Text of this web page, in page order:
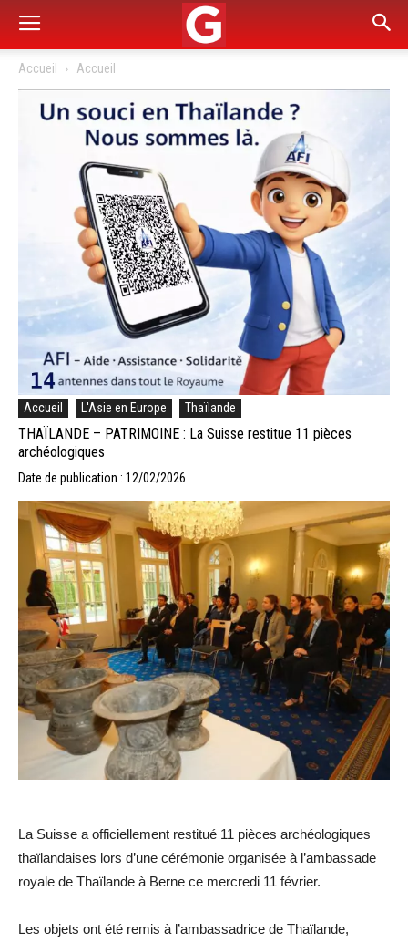
Accueil Accueil
Accueil L'Asie en Europe Thaïlande
THAÏLANDE – PATRIMOINE : La Suisse restitue 11 pièces
archéologiques
Date de publication : 12/02/2026
La Suisse a officiellement restitué 11 pièces archéologiques
thaïlandaises lors d’une cérémonie organisée à l’ambassade
royale de Thaïlande à Berne ce mercredi 11 février.
Les objets ont été remis à l’ambassadrice de Thaïlande,